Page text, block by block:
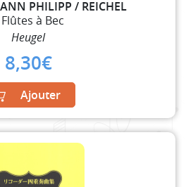
PHILIPP / REICHEL
à Bec
Heugel
8,30€
Ajouter